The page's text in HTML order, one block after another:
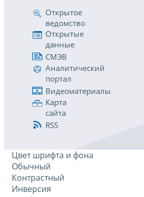
Открытое
ведомство
Открытые
данные
СМЭВ
Аналитический
портал
Видеоматериалы
Карта
сайта
RSS
Цвет шрифта и фона
Обычный
Контрастный
Инверсия